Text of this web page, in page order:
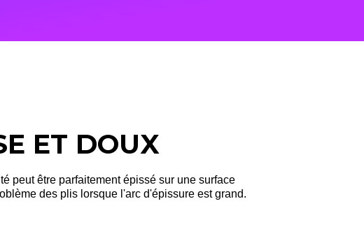
ET DOUX
peut être parfaitement épissé sur une surface
des plis lorsque l'arc d'épissure est grand.